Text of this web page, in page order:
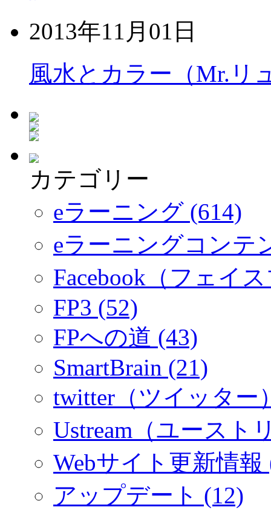
2013年11月01日
風水とカラー（Mr.リ
カテゴリー
eラーニング (614)
eラーニングコンテ
Facebook（フェイ
FP3 (52)
FPへの道 (43)
SmartBrain (21)
twitter（ツイッター
Ustream（ユースト
Webサイト更新情報
アップデート (12)